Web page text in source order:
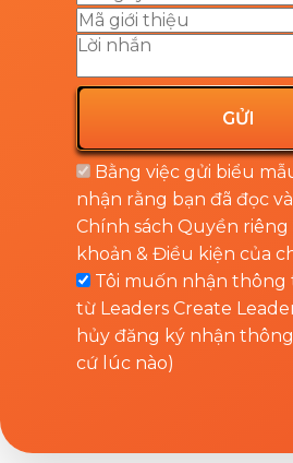
GỬI
Bằng việc gửi biểu
nhận rằng bạn đã đọc
Chính sách Quyền
khoản & Điều kiện của
Tôi muốn nhận thông
từ Leaders Create
hủy đăng ký nhận
cứ lúc nào)